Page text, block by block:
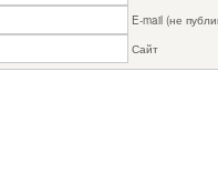
E-mail (не
Сайт